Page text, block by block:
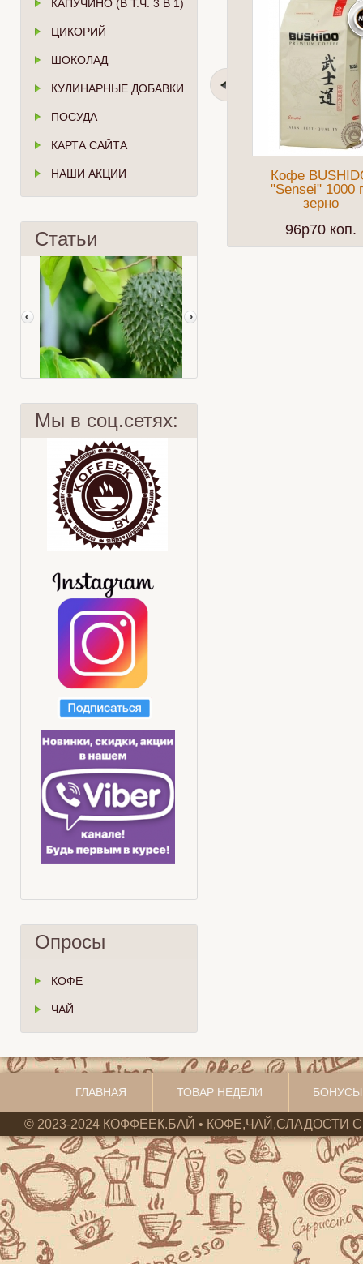
КАПУЧИНО (В Т.Ч. 3 В 1)
ЦИКОРИЙ
ШОКОЛАД
КУЛИНАРНЫЕ ДОБАВКИ
ПОСУДА
КАРТА САЙТА
НАШИ АКЦИИ
Статьи
Суасеп
Мы в соц.сетях:
Опросы
КОФЕ
ЧАЙ
Кофе
"Sensei" 1000
зерно
96p70 коп.
ГЛАВНАЯ ТОВАР НЕДЕЛИ
© 2023-2024 КОФФЕЕК.БАЙ • КОФЕ,ЧАЙ,СЛАДОСТИ С